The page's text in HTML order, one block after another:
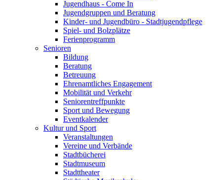
Jugendhaus - Come In
Jugendgruppen und Beratung
Kinder- und Jugendbüro - Stadtjugendpflege
Spiel- und Bolzplätze
Ferienprogramm
Senioren
Bildung
Beratung
Betreuung
Ehrenamtliches Engagement
Mobilität und Verkehr
Seniorentreffpunkte
Sport und Bewegung
Eventkalender
Kultur und Sport
Veranstaltungen
Vereine und Verbände
Stadtbücherei
Stadtmuseum
Stadttheater